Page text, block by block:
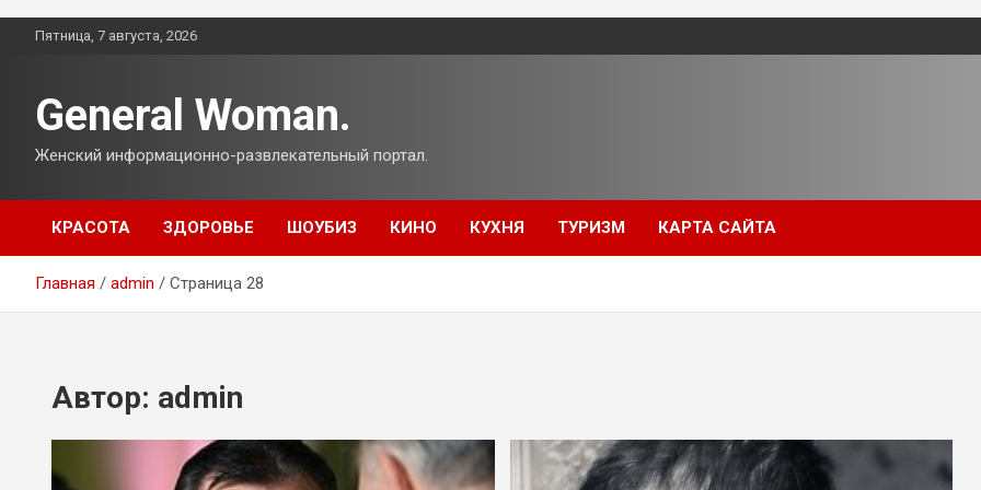
ПерейтиПятница, 7 августа, 2026
General Woman.
Женский информационно-развлекательный портал.
КРАСОТА ЗДОРОВЬЕ ШОУБИЗ КИНО КУХНЯ ТУРИЗМ КАРТА САЙТА
Главная admin Страница 28
Автор: admin